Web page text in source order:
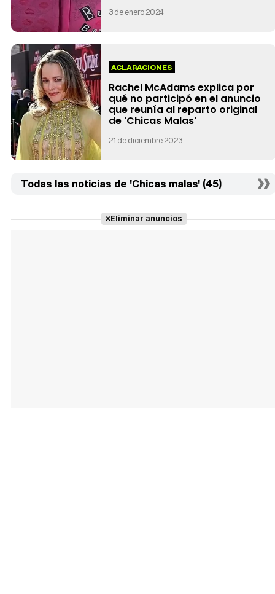
3 de enero 2024
ACLARACIONES
Rachel McAdams explica por
qué no participó en el anuncio
que reunía al reparto original
de 'Chicas Malas'
21 de diciembre 2023
Todas las noticias de 'Chicas malas' (45)
Eliminar anuncios